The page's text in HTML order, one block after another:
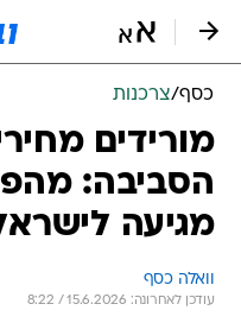
כסף/צרכנות
מורידים
הסביבה:
מגיעה
וואלה כסף
עודכן לאחרונה: 15.6.2026 / 8:22